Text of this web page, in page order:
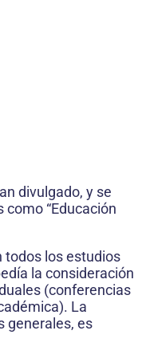
divulgado, y se
“Educación
todos los estudios
la consideración
(conferencias
La
generales, es